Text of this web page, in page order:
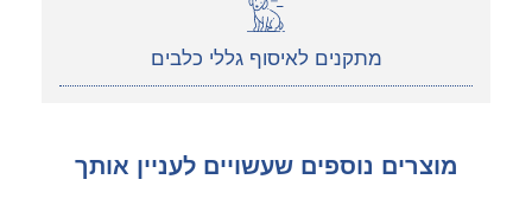
מתקנים לאיסוף גללי כלבים
מוצרים נוספים שעשויים לעניין אותך